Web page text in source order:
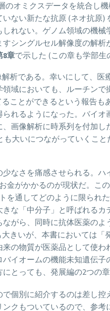
のオミクスデータを統合し
ない新たな抗原 (ネオ抗原
れない。ゲノム領域の機
シングルセル解像度の解
8章で示した (この章も学部生
析である。幸いにして、
域においても、ルーチン
ことができるという報告も
れるようになった。バイ
画像解析に時系列を付加
大いにつながっていくこ
なさを痛感させられる。
金がかかるのが現状だ。こ
を通してどのように限られ
な「中分子」と呼ばれる
がら、同時に抗体医薬の
きいが、本書においては「
の物質が医薬品として使
バイオームの機能未知遺伝
とっても、発展編の2つの
個別に紹介するのは差し控
クもついているので、参